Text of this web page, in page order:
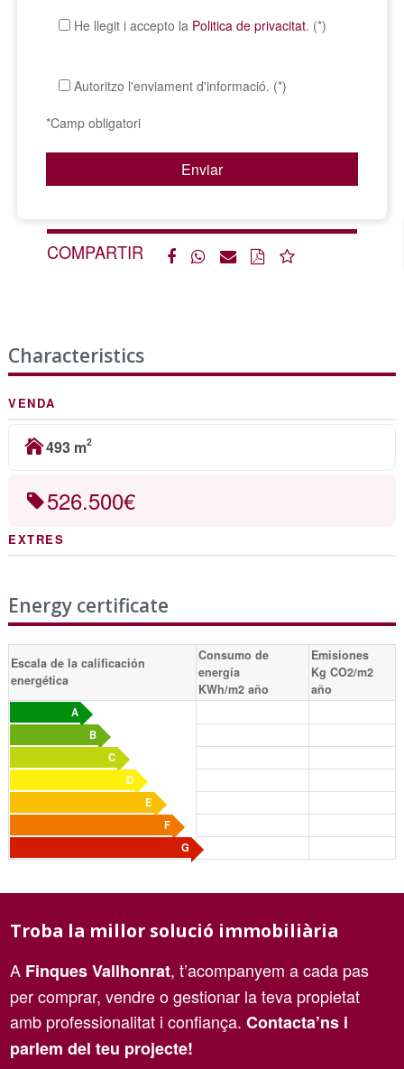
He llegit i accepto la Politica de privacitat. (*)
Autoritzo l'enviament d'informació. (*)
*Camp obligatori
COMPARTIR
Characteristics
VENDA
493 m2
526.500€
EXTRES
Energy certificate
Escala de la calificación
energética
Consumo de
energía
KWh/m2 año
Emisiones
Kg CO2/m2
año
A
B
C
D
E
F
G
Troba la millor solució immobiliària
A Finques Vallhonrat, t’acompanyem a cada pas
per comprar, vendre o gestionar la teva propietat
amb professionalitat i confiança.Contacta’ns i
parlem del teu projecte!